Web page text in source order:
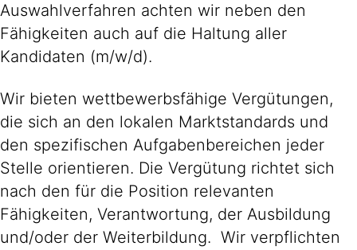
Auswahlverfahren achten wir neben den
Fähigkeiten auch auf die Haltung aller
Kandidaten (m/w/d).
Wir bieten wettbewerbsfähige Vergütungen,
die sich an den lokalen Marktstandards und
den spezifischen Aufgabenbereichen jeder
Stelle orientieren. Die Vergütung richtet sich
nach den für die Position relevanten
Fähigkeiten, Verantwortung, der Ausbildung
und/oder der Weiterbildung. Wir verpflichten